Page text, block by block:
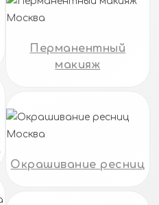
Перманентный
макияж
Окрашивание ресниц